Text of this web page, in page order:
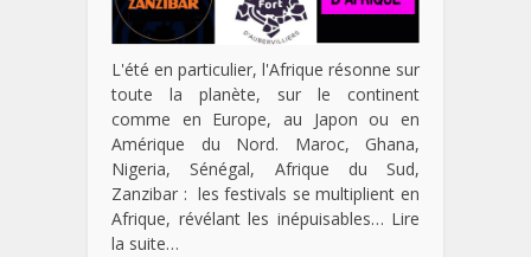
L'été en particulier, l'Afrique résonne sur
toute la planète, sur le continent
comme en Europe, au Japon ou en
Amérique du Nord. Maroc, Ghana,
Nigeria, Sénégal, Afrique du Sud,
Zanzibar : les festivals se multiplient en
Afrique, révélant les inépuisables… Lire
la suite…